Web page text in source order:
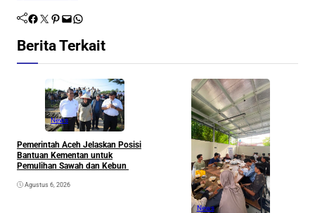
Facebook Twitter Pinterest Mail WhatsApp
Berita Terkait
News
Pemerintah Aceh Jelaskan Posisi
Bantuan Kementan untuk
Pemulihan Sawah dan Kebun
Agustus 6, 2026
News